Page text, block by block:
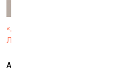
«ДК Громов». Работы Олега
Леонида Цхэ. Фото: Леонид Цхэ
Авторские приоритеты и